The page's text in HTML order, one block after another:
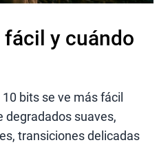
fácil y cuándo
bits se ve más fácil
degradados suaves,
transiciones delicadas